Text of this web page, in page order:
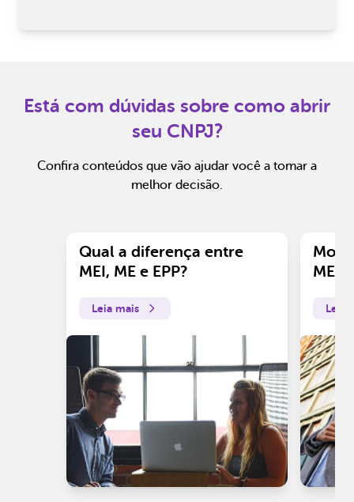
Está com dúvidas sobre como abrir
seu CNPJ?
Confira conteúdos que vão ajudar você a tomar a
melhor decisão.
Qual a diferença entre
MEI, ME e EPP?
Leia mais
ME?
Leia